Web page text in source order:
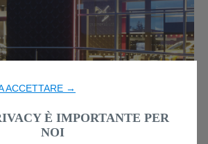
ACCETTARE →
È IMPORTANTE PER
NOI